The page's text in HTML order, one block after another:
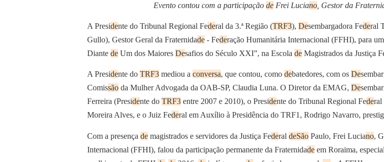
Evento contou com a participação deFrei Luciano, Gestor da
A Presidente do Tribunal Regional Federal da 3.ª Região (TRF3), Desembargadora Federal
Gullo), Gestor Geral da Fraternidade - Federação Humanitária Internacional (FFHI), para
Diante de Um dos Maiores Desafios do Século XXI”, na Escola de Magistrados da Justiça
A Presidente do TRF3 mediou a conversa, que contou, como debatedores, com os De
Comissão da Mulher Advogada da OAB-SP, Claudia Luna. O Diretor da EMAG, De
Ferreira (Presidente do TRF3 entre 2007 e 2010), o Presidente do Tribunal Regional Federal
Moreira Alves, e o Juiz Federal em Auxílio à Presidência do TRF1, Rodrigo Navarro,
Com a presença de magistrados e servidores da Justiça Federal deSão Paulo, Frei Luciano,
Internacional (FFHI), falou da participação permanente da Fraternidade em Roraima,